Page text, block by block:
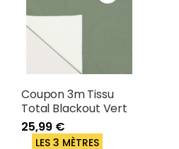
Coupon 3m Tissu
Total Blackout Vert
25,99 €
LES 3 MÈTRES